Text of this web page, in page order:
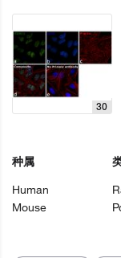
30
种属
Human
Mouse